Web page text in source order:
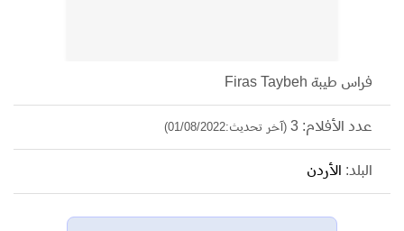
فراس طيبة Firas Taybeh
عدد الأفلام: 3 (آخر تحديث:01/08/2022)
البلد: الأردن